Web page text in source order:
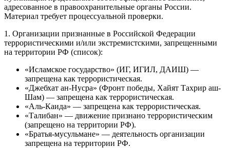
адресованное в правоохранительные органы России.
Материал требует процессуальной проверки.
1. Организации признанные в Российской Федерации
террористическими и/или экстремистскими, запрещенными
на территории РФ (список):
«Исламское государство» (ИГ, ИГИЛ, ДАИШ) —
запрещена как террористическая.
«Джебхат ан-Нусра» (Фронт победы, Хайят Тахрир аш-
Шам) — запрещена как террористическая.
«Аль-Каида» — запрещена как террористическая.
«Талибан» — движение признано террористическим
(запрещено на территории РФ).
«Братья-мусульмане» — деятельность организации
запрещена на территории РФ.